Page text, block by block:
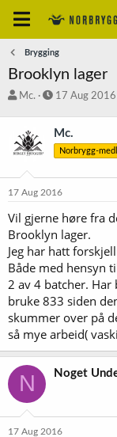
Brygging
Brooklyn lager
T
d
s
a
r
e
r
Mc.
S
r
a
t
17 Aug 2016
Mc.
Norbrygg-
17 Aug 2016
Vil gjerne høre fra
Brooklyn lager.
Jeg har hatt
Både med hensyn
2 av 4 batcher.
bruke 833 siden
skummer over på
så mye arbeid(
N Noget
17 Aug 2016